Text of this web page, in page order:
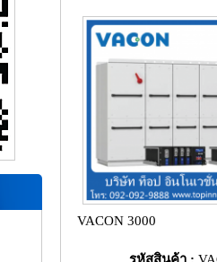
VACON 3000